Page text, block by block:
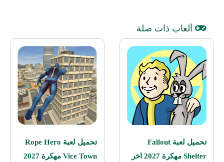
ألعاب ذات صلة
تحميل لعبة Fallout
Shelter مهكرة 2027 اخر
تحميل لعبة Rope Hero
Vice Town مهكرة 2027